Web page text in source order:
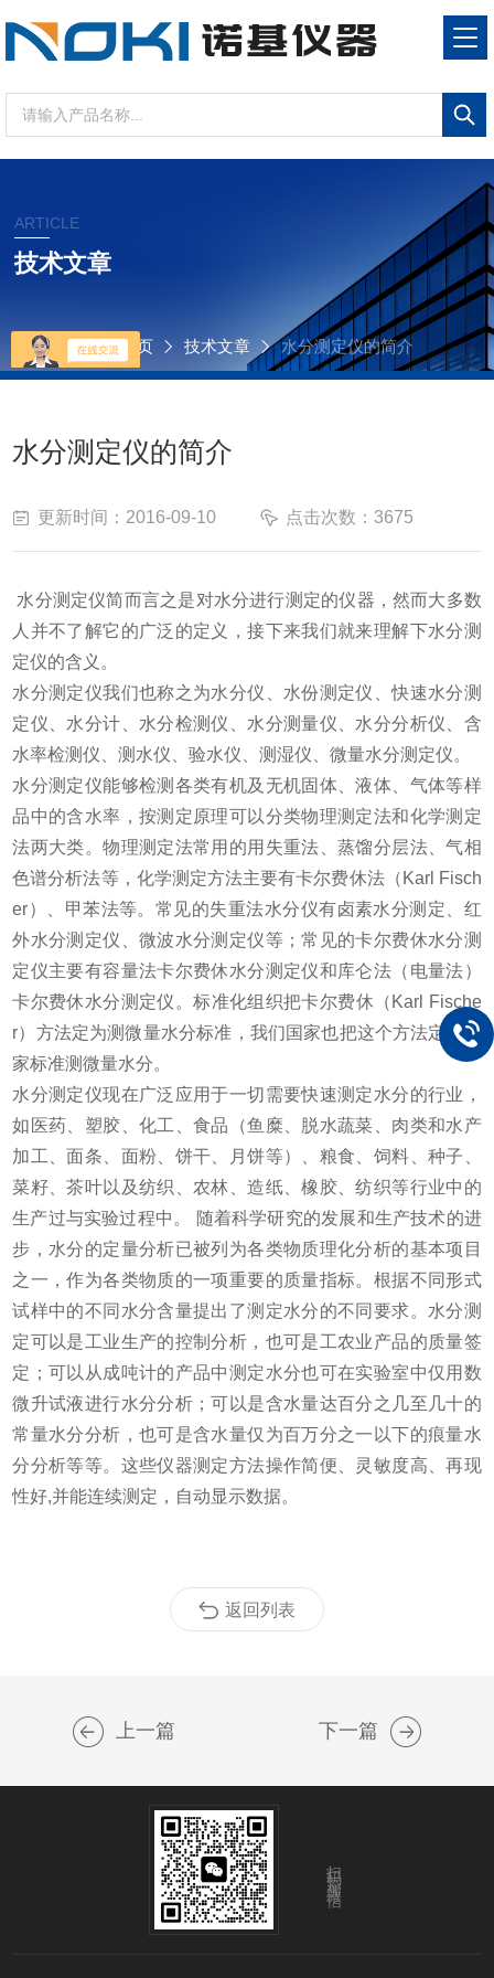
ARTICLE
技术文章
当前位置： 首页 技术文章 水分测定仪的简介
水分测定仪的简介
更新时间：2016-09-10 点击次数：3675
水分测定仪简而言之是对水分进行测定的仪器，然而大多数
人并不了解它的广泛的定义，接下来我们就来理解下水分测
定仪的含义。
水分测定仪我们也称之为水分仪、水份测定仪、快速水分测
定仪、水分计、水分检测仪、水分测量仪、水分分析仪、含
水率检测仪、测水仪、验水仪、测湿仪、微量水分测定仪。
水分测定仪能够检测各类有机及无机固体、液体、气体等样
品中的含水率，按测定原理可以分类物理测定法和化学测定
法两大类。物理测定法常用的用失重法、蒸馏分层法、气相
色谱分析法等，化学测定方法主要有卡尔费休法（Karl Fisch
er）、甲苯法等。常见的失重法水分仪有卤素水分测定、红
外水分测定仪、微波水分测定仪等；常见的卡尔费休水分测
定仪主要有容量法卡尔费休水分测定仪和库仑法（电量法）
卡尔费休水分测定仪。标准化组织把卡尔费休（Karl Fische
r）方法定为测微量水分标准，我们国家也把这个方法定为国
家标准测微量水分。
水分测定仪现在广泛应用于一切需要快速测定水分的行业，
如医药、塑胶、化工、食品（鱼糜、脱水蔬菜、肉类和水产
加工、面条、面粉、饼干、月饼等）、粮食、饲料、种子、
菜籽、茶叶以及纺织、农林、造纸、橡胶、纺织等行业中的
生产过与实验过程中。 随着科学研究的发展和生产技术的进
步，水分的定量分析已被列为各类物质理化分析的基本项目
之一，作为各类物质的一项重要的质量指标。根据不同形式
试样中的不同水分含量提出了测定水分的不同要求。水分测
定可以是工业生产的控制分析，也可是工农业产品的质量签
定；可以从成吨计的产品中测定水分也可在实验室中仅用数
微升试液进行水分分析；可以是含水量达百分之几至几十的
常量水分分析，也可是含水量仅为百万分之一以下的痕量水
分分析等等。这些仪器测定方法操作简便、灵敏度高、再现
性好,并能连续测定，自动显示数据。
返回列表
上一篇 下一篇
扫码添加微信